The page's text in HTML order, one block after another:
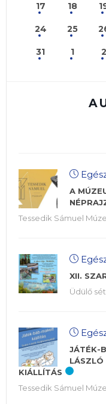
17 18
24 25
31 1 2
A
Tessedik Sámuel
XII.
Üdülő
JÁTÉK-
LÁSZLÓ
KIÁLLÍTÁS
Tessedik Sámuel